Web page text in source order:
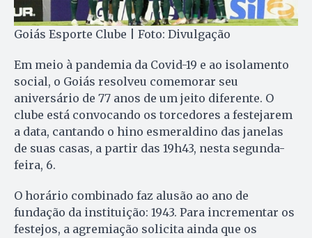
Goiás Esporte Clube | Foto: Divulgação
Em meio à pandemia da Covid-19 e ao isolamento
social, o Goiás resolveu comemorar seu
aniversário de 77 anos de um jeito diferente. O
clube está convocando os torcedores a festejarem
a data, cantando o hino esmeraldino das janelas
de suas casas, a partir das 19h43, nesta segunda-
feira, 6.
O horário combinado faz alusão ao ano de
fundação da instituição: 1943. Para incrementar os
festejos, a agremiação solicita ainda que os